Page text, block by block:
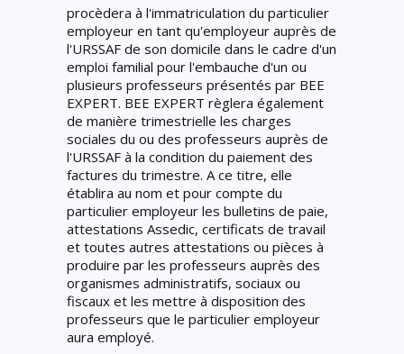
procèdera à l'immatriculation du particulier
employeur en tant qu'employeur auprès de
l'URSSAF de son domicile dans le cadre d'un
emploi familial pour l'embauche d'un ou
plusieurs professeurs présentés par BEE
EXPERT. BEE EXPERT règlera également
de manière trimestrielle les charges
sociales du ou des professeurs auprès de
l'URSSAF à la condition du paiement des
factures du trimestre. A ce titre, elle
établira au nom et pour compte du
particulier employeur les bulletins de paie,
attestations Assedic, certificats de travail
et toutes autres attestations ou pièces à
produire par les professeurs auprès des
organismes administratifs, sociaux ou
fiscaux et les mettre à disposition des
professeurs que le particulier employeur
aura employé.